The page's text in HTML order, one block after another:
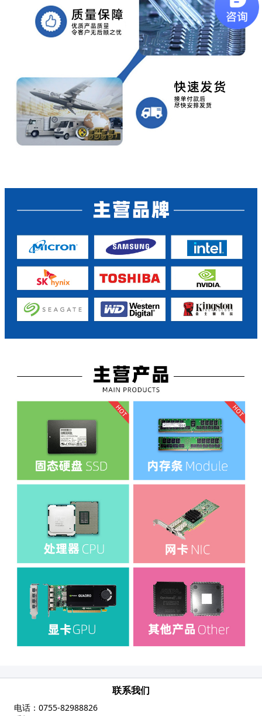
联系我们
电话： 0755-82988826